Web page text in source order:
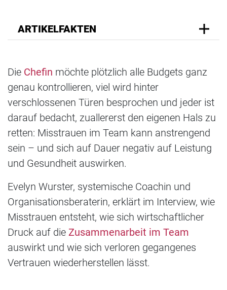
ARTIKELFAKTEN
Die Chefin möchte plötzlich alle Budgets ganz
genau kontrollieren, viel wird hinter
verschlossenen Türen besprochen und jeder ist
darauf bedacht, zuallererst den eigenen Hals zu
retten: Misstrauen im Team kann anstrengend
sein – und sich auf Dauer negativ auf Leistung
und Gesundheit auswirken.
Evelyn Wurster, systemische Coachin und
Organisationsberaterin, erklärt im Interview, wie
Misstrauen entsteht, wie sich wirtschaftlicher
Druck auf die Zusammenarbeit im Team
auswirkt und wie sich verloren gegangenes
Vertrauen wiederherstellen lässt.